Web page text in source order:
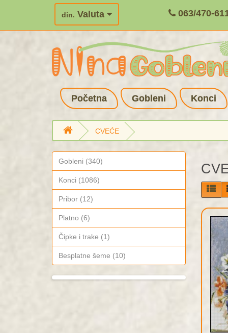
din. Valuta 063/470-
Početna Gobleni Konci
CVEĆE
Gobleni (340)
Konci (1086)
Pribor (12)
Platno (6)
Čipke i trake (1)
Besplatne šeme (10)